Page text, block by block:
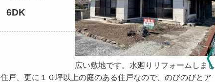
6DK
広い敷地です。水廻りリフォームしまし
戸、更に１０坪以上の庭のある住戸なので、のびのびとア